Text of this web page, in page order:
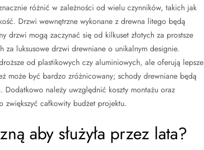
różnić w zależności od wielu czynników, takich jak
Drzwi wewnętrzne wykonane z drewna litego będą
drzwi mogą zaczynać się od kilkuset złotych za prostsze
za luksusowe drzwi drewniane o unikalnym designie.
od plastikowych czy aluminiowych, ale oferują lepsze
może być bardzo zróżnicowany; schody drewniane będą
należy uwzględnić koszty montażu oraz
całkowity budżet projektu.
aby służyła przez lata?